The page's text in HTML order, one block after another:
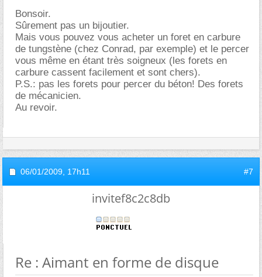
Bonsoir.
Sûrement pas un bijoutier.
Mais vous pouvez vous acheter un foret en carbure
de tungstène (chez Conrad, par exemple) et le percer
vous même en étant très soigneux (les forets en
carbure cassent facilement et sont chers).
P.S.: pas les forets pour percer du béton! Des forets
de mécanicien.
Au revoir.
06/01/2009, 17h11 #7
invitef8c2c8db
Re : Aimant en forme de disque